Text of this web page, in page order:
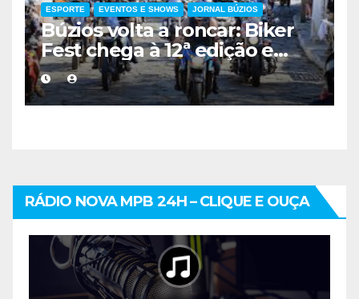
ESPORTE EVENTOS E SHOWS JORNAL BÚZIOS
Búzios volta a roncar: Biker
Fest chega à 12ª edição e
movimenta a Região dos
Lagos
RÁDIO NOVA MPB 24H – CLIQUE E OUÇA